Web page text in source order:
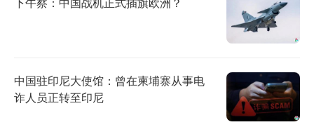
中国驻印尼大使馆：曾在柬埔寨从事电
诈人员正转至印尼